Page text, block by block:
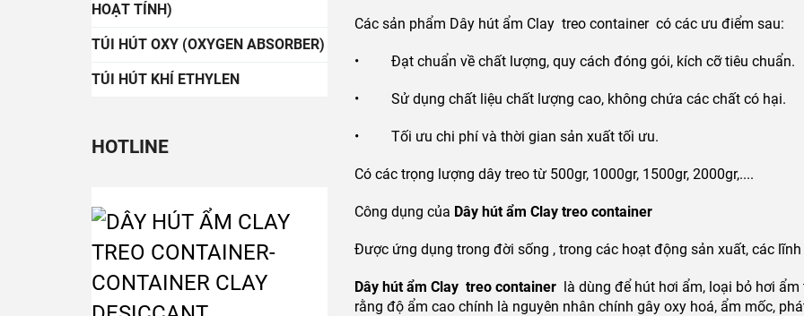
Các sản phẩm Dây hút ẩm Clay treo containercó các ưu điểm sau:
• Đạt chuẩn về chất lượng, quy cách đóng gói, kích cỡ tiêu chuẩn.
• Sử dụng chất liệu chất lượng cao, không chứa các chất có hại.
• Tối ưu chi phí và thời gian sản xuất tối ưu.
Có các trọng lượng dây treo từ 500gr, 1000gr, 1500gr, 2000gr,....
Công dụng của Dây hút ẩm Clay treo container
Được ứng dụng trong đời sống , trong các hoạt động sản xuất, các
Dây hút ẩm Clay treo containerlà dùng để hút hơi ẩm, loại bỏ hơi ẩm
rằng độ ẩm cao chính là nguyên nhân chính gây oxy hoá, ẩm mốc,
HOẠT TÍNH)
TÚI HÚT OXY (OXYGEN ABSORBER)
TÚI HÚT KHÍ ETHYLEN
HOTLINE